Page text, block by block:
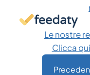
Le nostre
Clicca